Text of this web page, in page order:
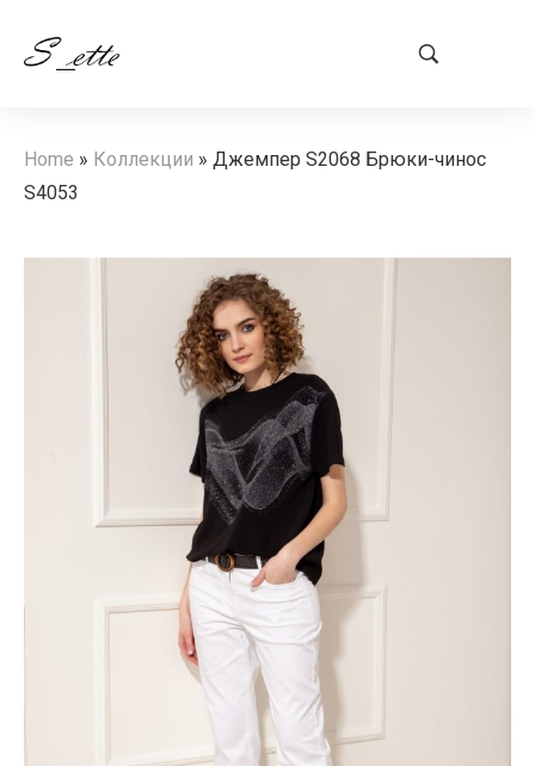
Home » Коллекции » Джемпер S2068 Брюки-чинос
S4053